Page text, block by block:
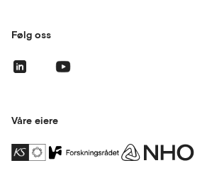
Følg oss
Våre eiere